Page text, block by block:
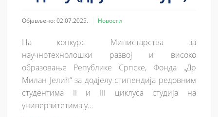
Објављено: 02.07.2025. Новости
На конкурс Министарства за
научнотехнолошки развој и високо
образовање Републике Српске, Фонда „Др
Милан Јелић“ за додјелу стипендија редовним
студентима II и III циклуса студија на
универзитетима у…